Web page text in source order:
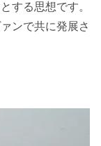
する思想です。
ンで共に発展さ